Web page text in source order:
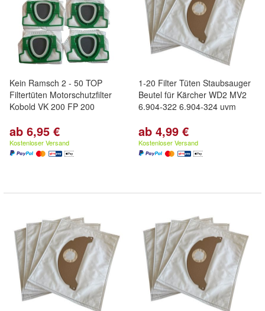
Kein Ramsch 2 - 50 TOP
Filtertüten Motorschutzfilter
Kobold VK 200 FP 200
ab 6,95 €
Kostenloser Versand
1-20 Filter Tüten Staubsauger
Beutel für Kärcher WD2 MV2
6.904-322 6.904-324 uvm
ab 4,99 €
Kostenloser Versand